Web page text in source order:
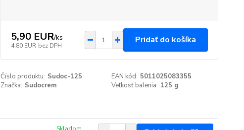
5,90 EUR/ks
4,80 EUR bez DPH
Pridať do košíka
Číslo produktu: Sudoc-125 EAN kód: 5011025083355
Značka: Sudocrem Veľkosť balenia: 125 g